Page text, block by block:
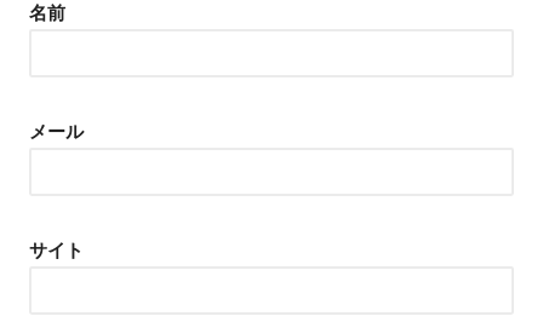
名前
メール
サイト